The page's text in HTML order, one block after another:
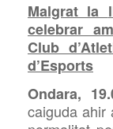
Malgrat la
celebrar
Club
d’Esports
Ondara,
caiguda ahir